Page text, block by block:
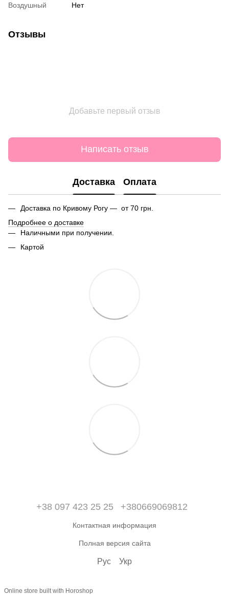
Воздушный
Нет
Отзывы
Добавьте первый отзыв
Написать отзыв
Доставка Оплата
Доставка по Кривому Рогу — от 70 грн.
Подробнее о доставке
Наличными при получении.
Картой
+38 097 423 25 25 +380669069812
Контактная информация
Полная версия сайта
Рус Укр
Online store built with Horoshop